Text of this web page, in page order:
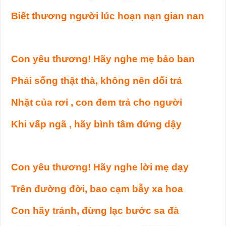
Biết thương người lúc hoạn nạn gian nan
Con yêu thương! Hãy nghe mẹ bảo ban
Phải sống thật thà, không nên dối trá
Nhặt của rơi , con đem trả cho người
Khi vấp ngã , hãy bình tâm đứng dậy
Con yêu thương! Hãy nghe lời mẹ dạy
Trên đường đời, bao cạm bẫy xa hoa
Con hãy tránh, đừng lạc bước sa đà